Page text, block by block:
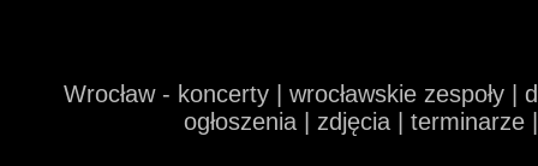
Wrocław - koncerty | wrocławskie zespoły
ogłoszenia | zdjęcia |